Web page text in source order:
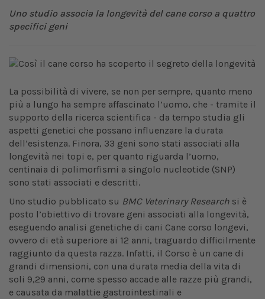
Uno studio associa la longevità del cane corso a quattro
specifici geni
La possibilità di vivere, se non per sempre, quanto meno
più a lungo ha sempre affascinato l’uomo, che - tramite il
supporto della ricerca scientifica - da tempo studia gli
aspetti genetici che possano influenzare la durata
dell’esistenza. Finora, 33 geni sono stati associati alla
longevità nei topi e, per quanto riguarda l’uomo,
centinaia di polimorfismi a singolo nucleotide (SNP)
sono stati associati e descritti.
Uno studio pubblicato su BMC Veterinary Research si è
posto l’obiettivo di trovare geni associati alla longevità,
eseguendo analisi genetiche di cani Cane corso longevi,
ovvero di età superiore ai 12 anni, traguardo difficilmente
raggiunto da questa razza. Infatti, il Corso è un cane di
grandi dimensioni, con una durata media della vita di
soli 9,29 anni, come spesso accade alle razze più grandi,
e causata da malattie gastrointestinali e